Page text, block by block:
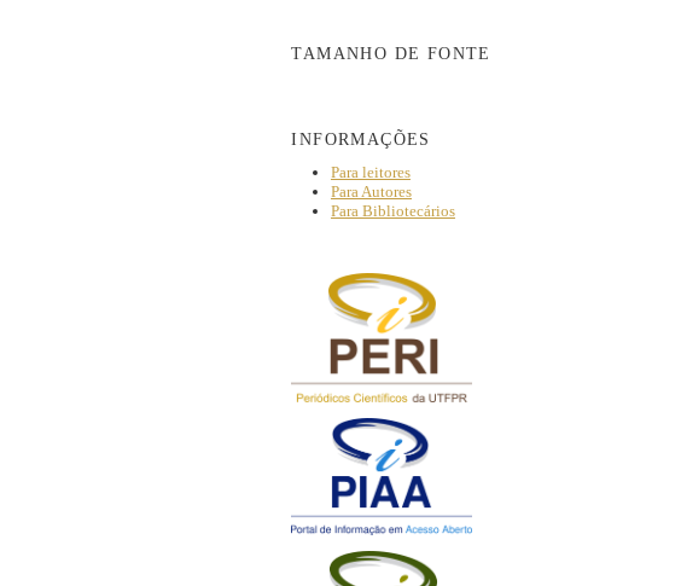
TAMANHO DE FONTE
INFORMAÇÕES
Para leitores
Para Autores
Para Bibliotecários